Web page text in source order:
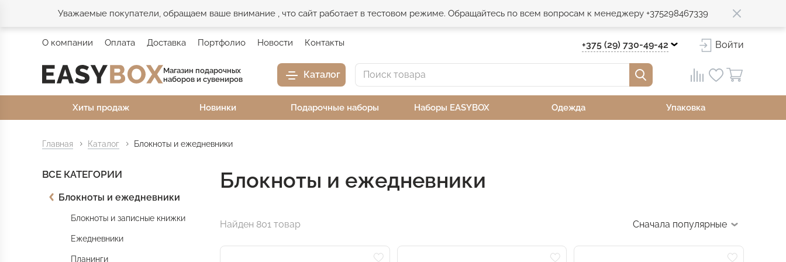
Уважаемые покупатели, обращаем ваше внимание , что сайт работает в тестовом режиме. Обращайтесь по всем вопросам к менеджеру +375298467339
О компании Оплата Доставка Портфолио Новости Контакты +375 (29) 730-49-42 Войти
Магазин подарочных
наборов и сувениров
Каталог
Хиты продаж Новинки Подарочные наборы Наборы EASYBOX Одежда Упаковка
Главная Каталог Блокноты и ежедневники
ВСЕ КАТЕГОРИИ
Блокноты и ежедневники
Блокноты и записные книжки
Ежедневники
Планинги
Блокноты и ежедневники
Найден 801 товар Сначала популярные